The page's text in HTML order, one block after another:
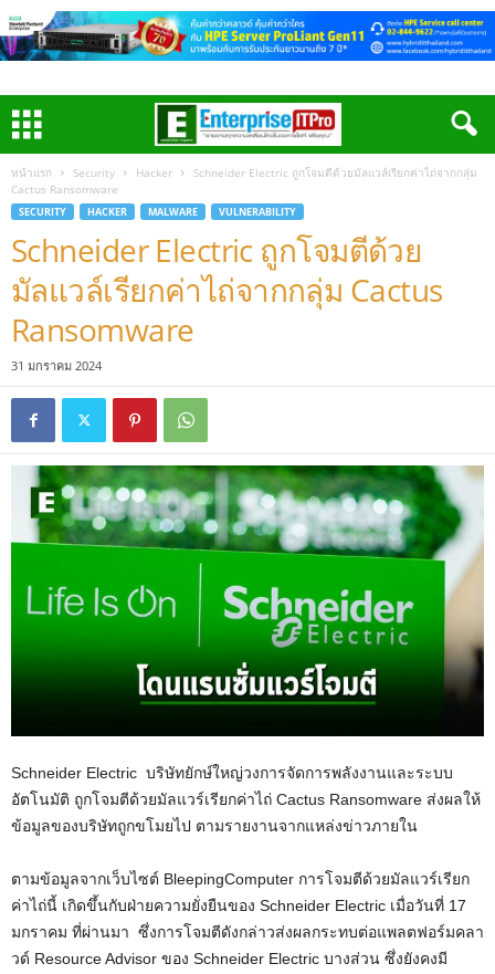
หน้าแรก Security Hacker
Schneider Electric ถูกโจมตีด้วยมัลแวล์เรียกค่าไถ่จากกลุ่ม
Cactus Ransomware
SECURITY HACKER MALWARE VULNERABILITY
Schneider Electric ถูกโจมตีด้วย
มัลแวล์เรียกค่าไถ่จากกลุ่ม Cactus
Ransomware
31 มกราคม 2024
Schneider Electric บริษัทยักษ์ใหญ่วงการจัดการพลังงานและระบบ
อัตโนมัติ ถูกโจมตีด้วยมัลแวร์เรียกค่าไถ่ Cactus Ransomware ส่งผลให้
ข้อมูลของบริษัทถูกขโมยไป ตามรายงานจากแหล่งข่าวภายใน
ตามข้อมูลจากเว็บไซต์ BleepingComputer การโจมตีด้วยมัลแวร์เรียก
ค่าไถ่นี้ เกิดขึ้นกับฝ่ายความยั่งยืนของ Schneider Electric เมื่อวันที่ 17
มกราคม ที่ผ่านมา ซึ่งการโจมตีดังกล่าวส่งผลกระทบต่อแพลตฟอร์มคลา
วด์ Resource Advisor ของ Schneider Electric บางส่วน ซึ่งยังคงมี